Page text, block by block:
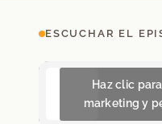
ESCUCHAR EL
Haz clic
marketing y